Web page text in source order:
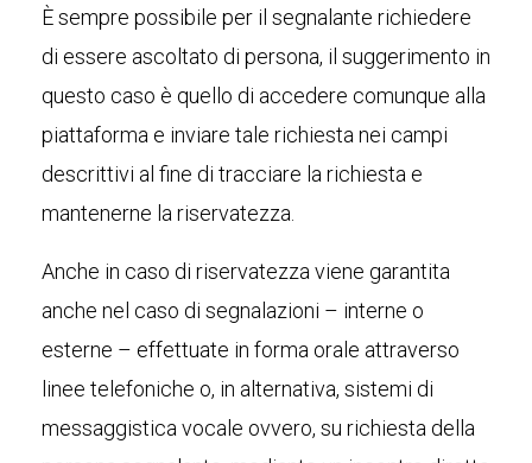
È sempre possibile per il segnalante richiedere
di essere ascoltato di persona, il suggerimento in
questo caso è quello di accedere comunque alla
piattaforma e inviare tale richiesta nei campi
descrittivi al fine di tracciare la richiesta e
mantenerne la riservatezza.
Anche in caso di riservatezza viene garantita
anche nel caso di segnalazioni – interne o
esterne – effettuate in forma orale attraverso
linee telefoniche o, in alternativa, sistemi di
messaggistica vocale ovvero, su richiesta della